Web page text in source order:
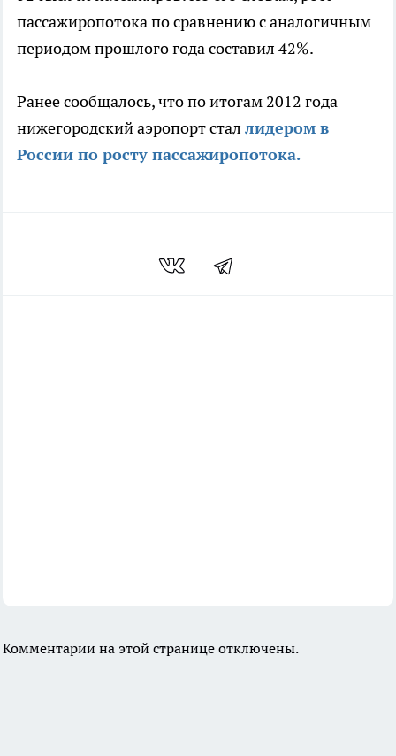
пассажиропотока по сравнению с аналогичным
периодом прошлого года составил 42%.
Ранее сообщалось, что по итогам 2012 года
нижегородский аэропорт стал лидером в
России по росту пассажиропотока.
Комментарии на этой странице отключены.